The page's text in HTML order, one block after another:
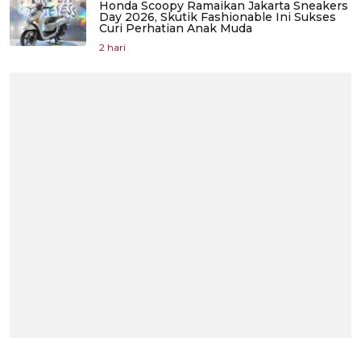
Honda Scoopy Ramaikan Jakarta Sneakers
Day 2026, Skutik Fashionable Ini Sukses
Curi Perhatian Anak Muda
2 hari